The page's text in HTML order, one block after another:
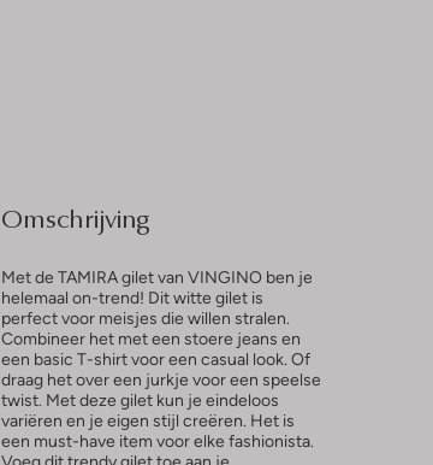
Omschrijving
Met de TAMIRA gilet van VINGINO ben je
helemaal on-trend! Dit witte gilet is
perfect voor meisjes die willen stralen.
Combineer het met een stoere jeans en
een basic T-shirt voor een casual look. Of
draag het over een jurkje voor een speelse
twist. Met deze gilet kun je eindeloos
variëren en je eigen stijl creëren. Het is
een must-have item voor elke fashionista.
Voeg dit trendy gilet toe aan je